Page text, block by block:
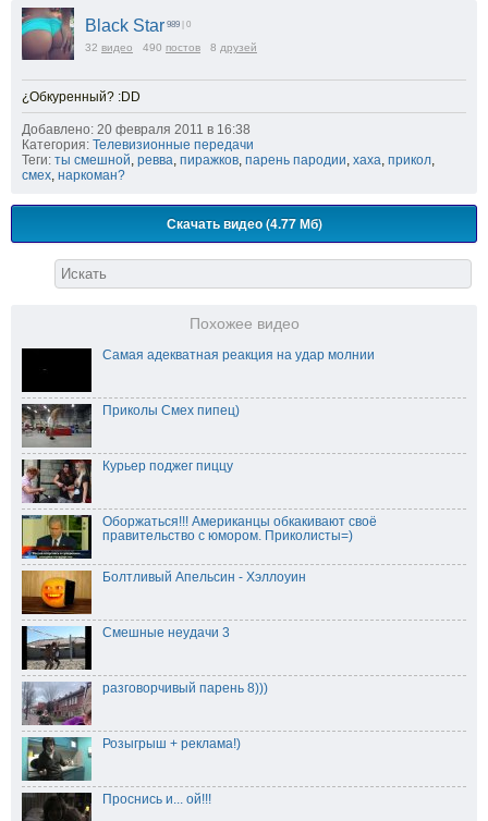
Black Star 989 | 0
32 видео 490 постов 8 друзей
¿Обкуренный? :DD
Добавлено: 20 февраля 2011 в 16:38
Категория: Телевизионные передачи
Теги: ты смешной ревва пиражков парень пародии хаха прикол
смех наркоман?
Скачать видео (4.77 Мб)
Похожее видео
Самая адекватная реакция на удар молнии
Приколы Смех пипец)
Курьер поджег пиццу
Оборжаться!!! Американцы обкакивают своё
правительство с юмором. Приколисты=)
Болтливый Апельсин - Хэллоуин
Смешные неудачи 3
разговорчивый парень 8)))
Розыгрыш + реклама!)
Проснись и... ой!!!